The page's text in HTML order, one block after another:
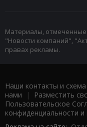
Материалы,
"Новости компаний",
правах рекламы.
Наши контакты и
нами | Разместить
Пользовательское
конфиденциальности